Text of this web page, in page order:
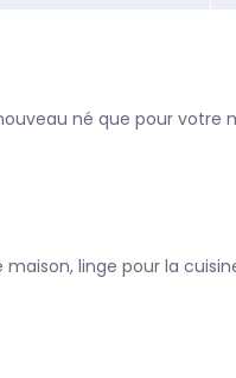
né que pour votre
linge pour la